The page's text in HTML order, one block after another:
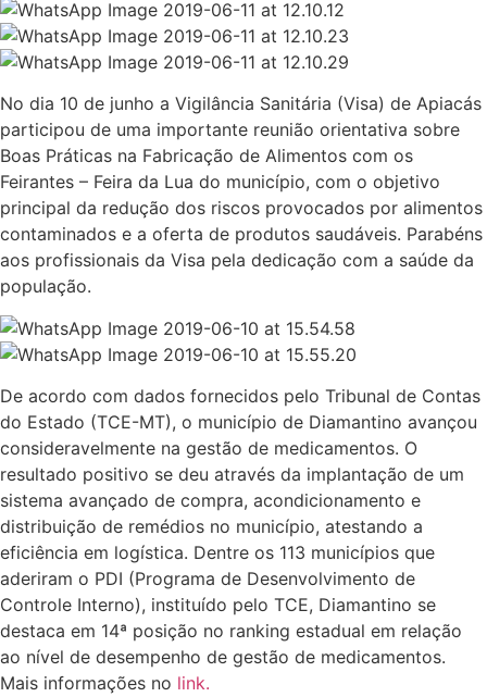
No dia 10 de junho a Vigilância Sanitária (Visa) de Apiacás
participou de uma importante reunião orientativa sobre
Boas Práticas na Fabricação de Alimentos com os
Feirantes – Feira da Lua do município, com o objetivo
principal da redução dos riscos provocados por alimentos
contaminados e a oferta de produtos saudáveis. Parabéns
aos profissionais da Visa pela dedicação com a saúde da
população.
De acordo com dados fornecidos pelo Tribunal de Contas
do Estado (TCE-MT), o município de Diamantino avançou
consideravelmente na gestão de medicamentos. O
resultado positivo se deu através da implantação de um
sistema avançado de compra, acondicionamento e
distribuição de remédios no município, atestando a
eficiência em logística. Dentre os 113 municípios que
aderiram o PDI (Programa de Desenvolvimento de
Controle Interno), instituído pelo TCE, Diamantino se
destaca em 14ª posição no ranking estadual em relação
ao nível de desempenho de gestão de medicamentos.
Mais informações no link.